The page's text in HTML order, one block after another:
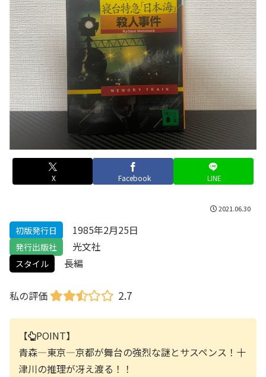
X Facebook LINE
2021.06.30
初版発行日 1985年2月25日
発行出版社 光文社
スタイル 長編
私の評価 2.7
【
POINT】
青森―東京―京都が舞台の強烈な謎とサスペンス！十
津川の推理が冴え渡る！！